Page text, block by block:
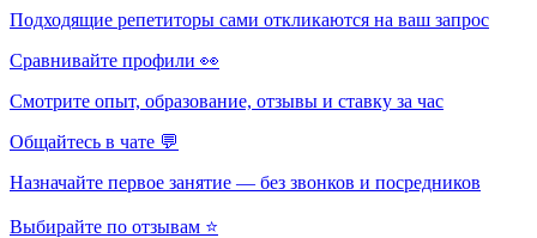
Подходящие репетиторы сами откликаются на ваш запрос
Сравнивайте профили 👀
Смотрите опыт, образование, отзывы и ставку за час
Общайтесь в чате 💬
Назначайте первое занятие — без звонков и посредников
Выбирайте по отзывам ⭐